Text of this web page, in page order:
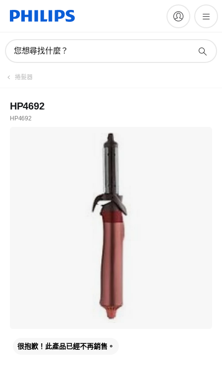
您想尋找什麼？
捲髮器
HP4692
HP4692
很抱歉！此產品已經不再銷售。